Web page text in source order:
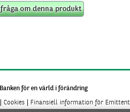
Banken för en värld i förändring
Cookies Finansiell information för